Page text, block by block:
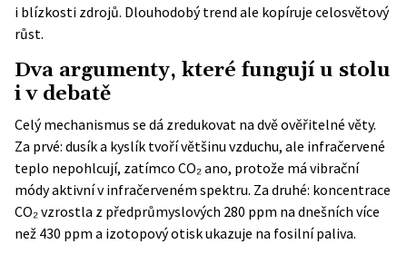
i blízkosti zdrojů. Dlouhodobý trend ale kopíruje celosvětový
růst.
Dva argumenty, které fungují u stolu
i v debatě
Celý mechanismus se dá zredukovat na dvě ověřitelné věty.
Za prvé: dusík a kyslík tvoří většinu vzduchu, ale infračervené
teplo nepohlcují, zatímco CO₂ ano, protože má vibrační
módy aktivní v infračerveném spektru. Za druhé: koncentrace
CO₂ vzrostla z předprůmyslových 280 ppm na dnešních více
než 430 ppm a izotopový otisk ukazuje na fosilní paliva.